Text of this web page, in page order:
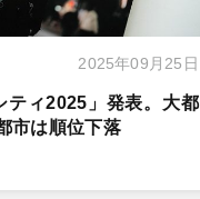
2025年09月25日
ティ2025」発表。大都
市は順位下落